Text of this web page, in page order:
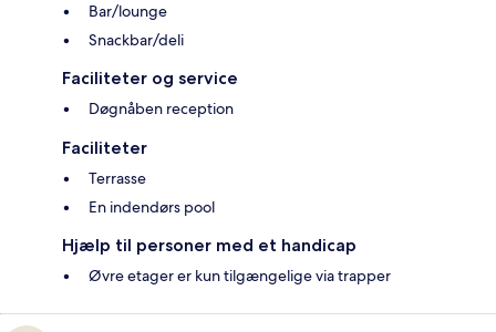
Bar/lounge
Snackbar/deli
Faciliteter og service
Døgnåben reception
Faciliteter
Terrasse
En indendørs pool
Hjælp til personer med et handicap
Øvre etager er kun tilgængelige via trapper